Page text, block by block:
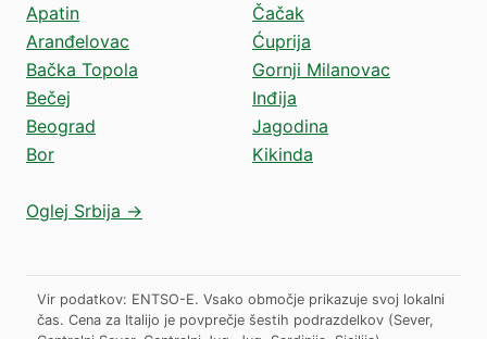
Apatin
Aranđelovac
Bačka Topola
Bečej
Beograd
Bor
Čačak
Ćuprija
Gornji Milanovac
Inđija
Jagodina
Kikinda
Oglej Srbija →
Vir podatkov: ENTSO-E. Vsako območje prikazuje svoj lokalni
čas. Cena za Italijo je povprečje šestih podrazdelkov (Sever,